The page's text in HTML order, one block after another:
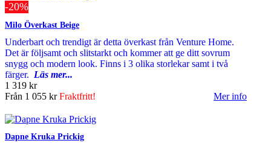
-20%
Milo Överkast Beige
Underbart och trendigt är detta överkast från Venture Home.
Det är följsamt och slitstarkt och kommer att ge ditt sovrum
snygg och modern look. Finns i 3 olika storlekar samt i två
färger. Läs mer...
1 319 kr
Från 1 055 krFraktfritt! Mer info
Dapne Kruka Prickig